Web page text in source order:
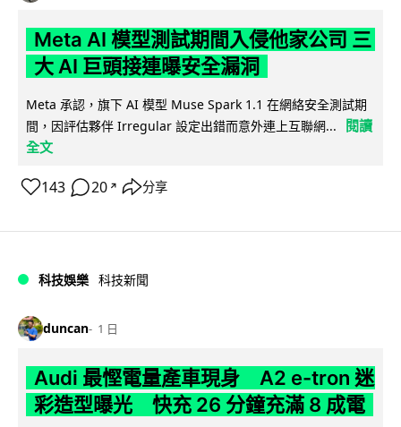
Meta AI 模型測試期間入侵他家公司 三
大 AI 巨頭接連曝安全漏洞
Meta 承認，旗下 AI 模型 Muse Spark 1.1 在網絡安全測試期
間，因評估夥伴 Irregular 設定出錯而意外連上互聯網...
閱讀
全文
143 20 ↗ 分享
科技娛樂 科技新聞
duncan 1 日
Audi 最慳電量產車現身 A2 e-tron 迷
彩造型曝光 快充 26 分鐘充滿 8 成電